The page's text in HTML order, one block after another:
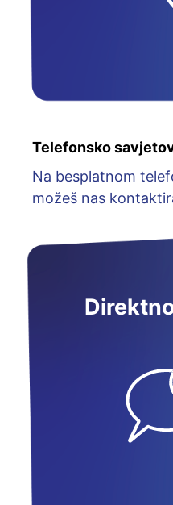
Telefonsko
Na besplatnom
možeš nas